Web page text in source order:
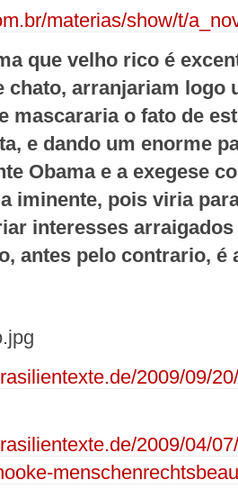
materias/show/t/
que velho rico é
chato, arranjariam logo
mascararia o fato de
e dando um enorme
Obama e a exegese
iminente, pois viria
interesses
antes pelo contrario, é
2009/09/
2009/04/